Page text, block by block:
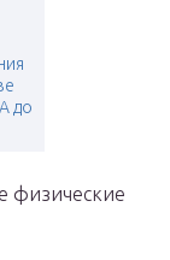
до
физические